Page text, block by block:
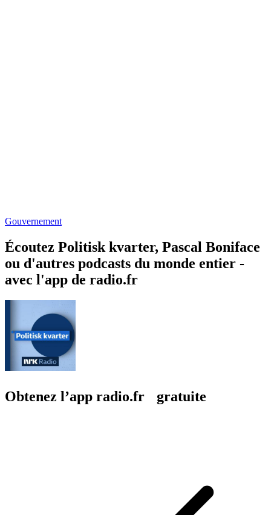
Gouvernement
Écoutez Politisk kvarter, Pascal Boniface
ou d'autres podcasts du monde entier -
avec l'app de radio.fr
Obtenez l’app radio.fr gratuite